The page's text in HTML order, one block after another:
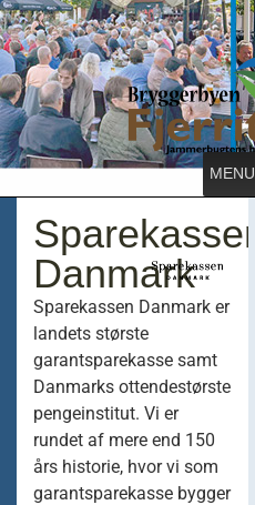
MENU
Sparekassen
Danmark
Sparekassen Danmark er
landets største
garantsparekasse samt
Danmarks ottendestørste
pengeinstitut. Vi er
rundet af mere end 150
års historie, hvor vi som
garantsparekasse bygger